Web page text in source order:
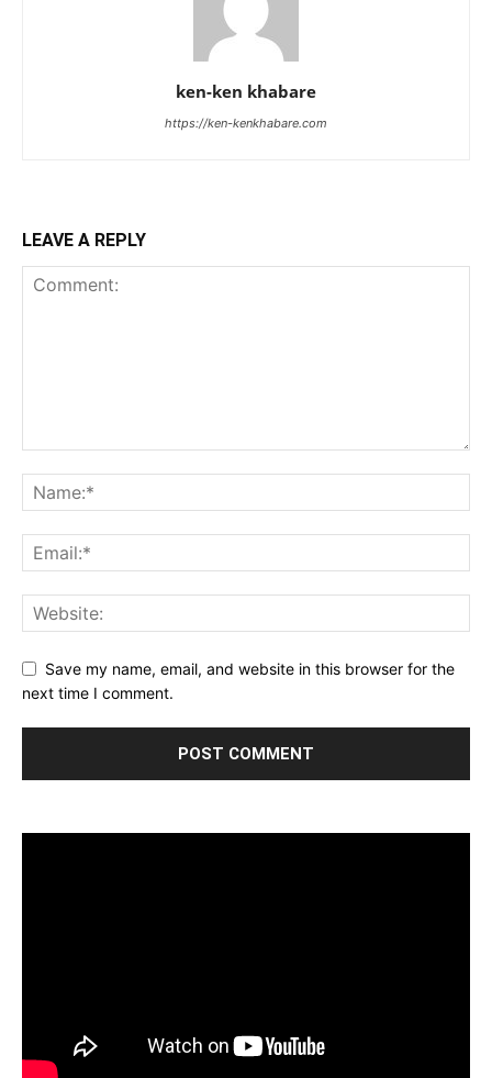
ken-ken khabare
https://ken-kenkhabare.com
LEAVE A REPLY
Save my name, email, and website in this browser for the
next time I comment.